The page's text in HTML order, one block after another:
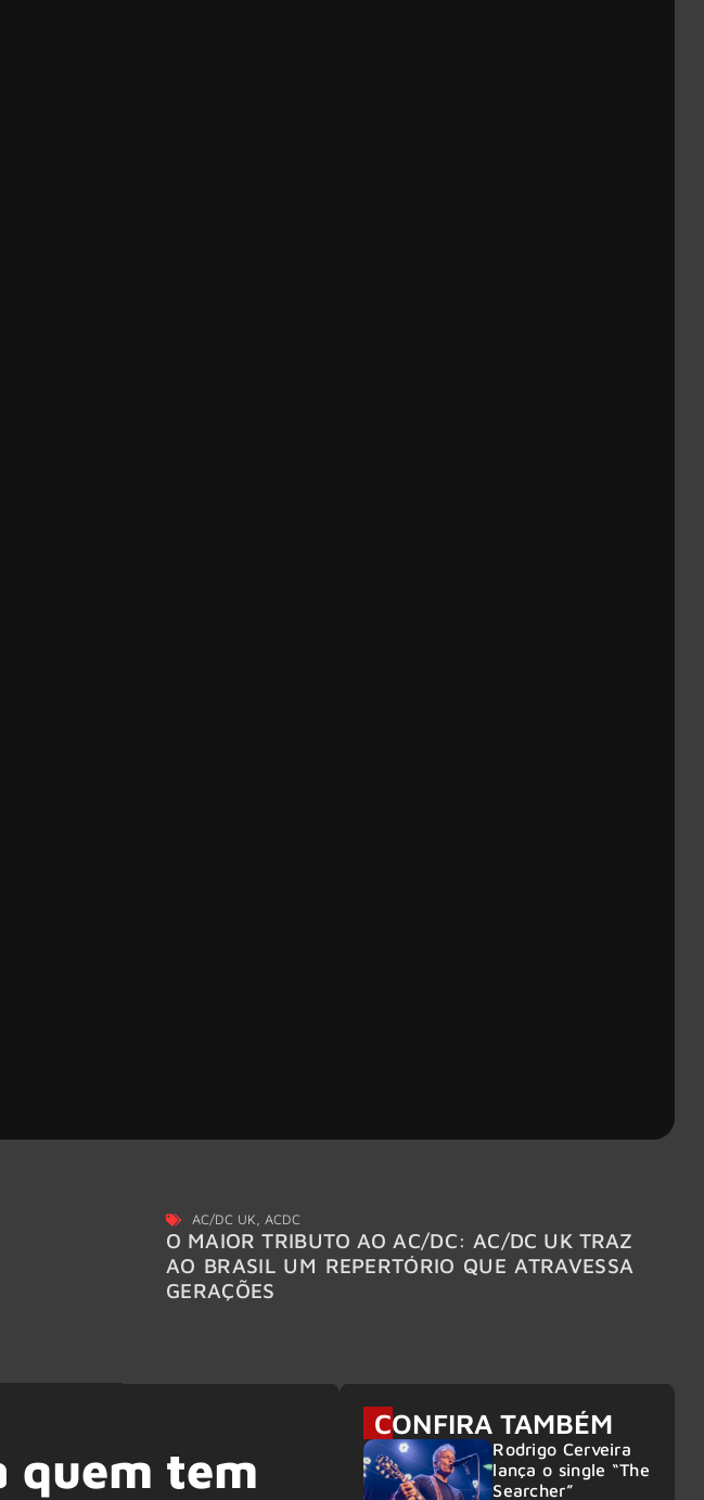
AC/DC UK,ACDC
O MAIOR TRIBUTO AO AC/DC: AC/DC UK TRAZ
AO BRASIL UM REPERTÓRIO QUE ATRAVESSA
GERAÇÕES
quem tem
CONFIRA TAMBÉM
Rodrigo Cerveira
lança o single “The
Searcher”